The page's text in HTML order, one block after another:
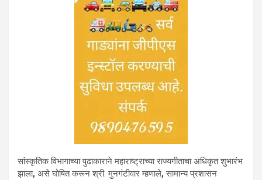
सांस्कृतिक विभागाच्या पुढाकाराने महाराष्ट्राच्या राज्यगीताचा अधिकृत शुभारंभ
झाला, असे घोषित करून श्री. मुनगंटीवार म्हणाले,सामान्य प्रशासन